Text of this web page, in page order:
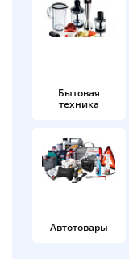
Бытовая
техника
Автотовары
недели